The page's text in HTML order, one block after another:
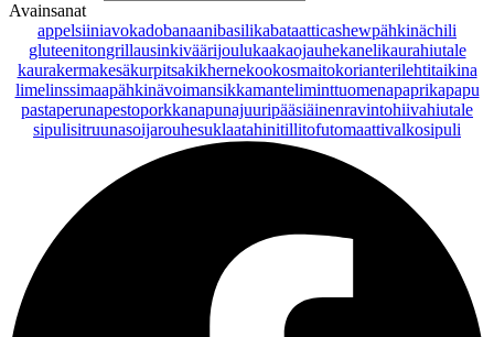
Avainsanat
appelsiiniavokadobanaanibasilikabataatticashewpähkinächili
gluteenitongrillausinkiväärijoulukaakaojauhekanelikaurahiutale
kaurakermakesäkurpitsakikhernekookosmaitokorianterilehtitaikina
limelinssimaapähkinävoimansikkamanteliminttuomenapaprikapapu
pastaperunapestoporkkanapunajuuripääsiäinenravintohiivahiutale
sipulisitruunasoijarouhesuklaatahinitillitofutomaattivalkosipuli